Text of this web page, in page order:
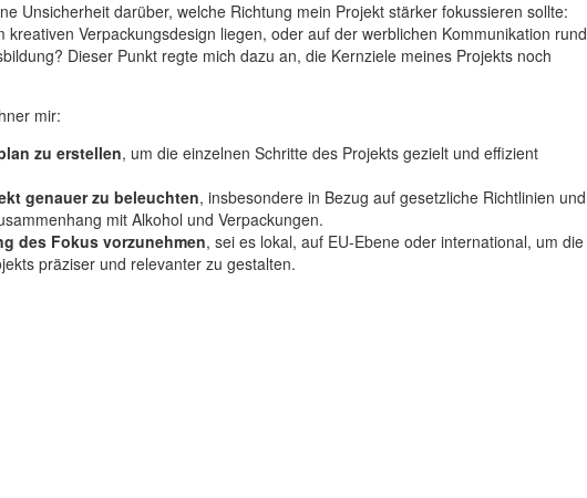
Unsicherheit darüber, welche Richtung mein Projekt stärker fokussieren sollte:
kreativen Verpackungsdesign liegen, oder auf der werblichen Kommunikation rund
Dieser Punkt regte mich dazu an, die Kernziele meines Projekts noch
mir:
zu erstellen, um die einzelnen Schritte des Projekts gezielt und effizient
genauer zu beleuchten, insbesondere in Bezug auf gesetzliche Richtlinien und
mit Alkohol und Verpackungen.
des Fokus vorzunehmen, sei es lokal, auf EU-Ebene oder international, um die
präziser und relevanter zu gestalten.